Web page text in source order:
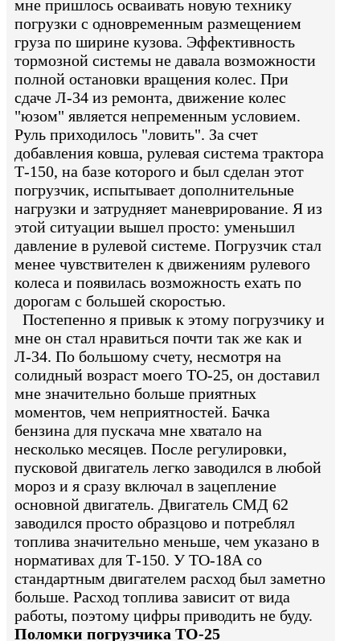
мне пришлось осваивать новую технику
погрузки с одновременным размещением
груза по ширине кузова. Эффективность
тормозной системы не давала возможности
полной остановки вращения колес. При
сдаче Л-34 из ремонта, движение колес
"юзом" является непременным условием.
Руль приходилось "ловить". За счет
добавления ковша, рулевая система трактора
Т-150, на базе которого и был сделан этот
погрузчик, испытывает дополнительные
нагрузки и затрудняет маневрирование. Я из
этой ситуации вышел просто: уменьшил
давление в рулевой системе. Погрузчик стал
менее чувствителен к движениям рулевого
колеса и появилась возможность ехать по
дорогам с большей скоростью.
Постепенно я привык к этому погрузчику и
мне он стал нравиться почти так же как и
Л-34. По большому счету, несмотря на
солидный возраст моего ТО-25, он доставил
мне значительно больше приятных
моментов, чем неприятностей. Бачка
бензина для пускача мне хватало на
несколько месяцев. После регулировки,
пусковой двигатель легко заводился в любой
мороз и я сразу включал в зацепление
основной двигатель. Двигатель СМД 62
заводился просто образцово и потреблял
топлива значительно меньше, чем указано в
нормативах для Т-150. У ТО-18А со
стандартным двигателем расход был заметно
больше. Расход топлива зависит от вида
работы, поэтому цифры приводить не буду.
Поломки погрузчика ТО-25